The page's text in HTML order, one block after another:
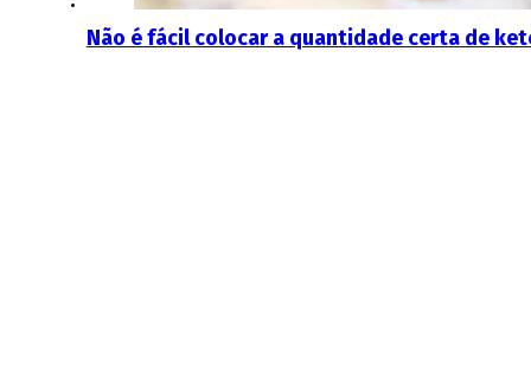
Não é fácil colocar a quantidade certa de